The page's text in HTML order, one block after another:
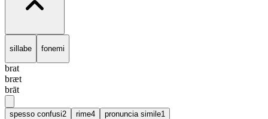
sillabe fonemi
brat
bræt
brāt
spesso confusi2 rime4 pronuncia simile1